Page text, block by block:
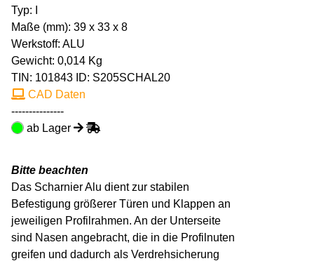
Typ: I
Maße (mm): 39 x 33 x 8
Werkstoff: ALU
Gewicht: 0,014 Kg
TIN: 101843 ID: S205SCHAL20
CAD Daten
---------------
ab Lager
Bitte beachten
Das Scharnier Alu dient zur stabilen
Befestigung größerer Türen und Klappen an
jeweiligen Profilrahmen. An der Unterseite
sind Nasen angebracht, die in die Profilnuten
greifen und dadurch als Verdrehsicherung